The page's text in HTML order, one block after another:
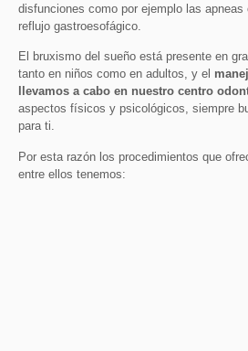
disfunciones como por ejemplo las
reflujo gastroesofágico.
El bruxismo del sueño está presente en
tanto en niños como en adultos, y el
llevamos a cabo en nuestro centro
aspectos físicos y psicológicos, siempre
para ti.
Por esta razón los procedimientos que
entre ellos tenemos: